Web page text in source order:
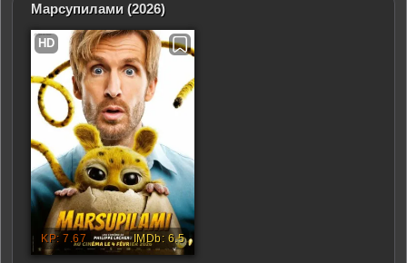
Марсупилами (2026)